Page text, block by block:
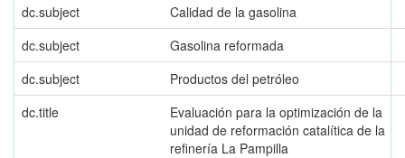
dc.subject
Calidad de la gasolina
dc.subject
Gasolina reformada
dc.subject
Productos del petróleo
dc.title
Evaluación para la optimización de la
unidad de reformación catalítica de la
refinería La Pampilla